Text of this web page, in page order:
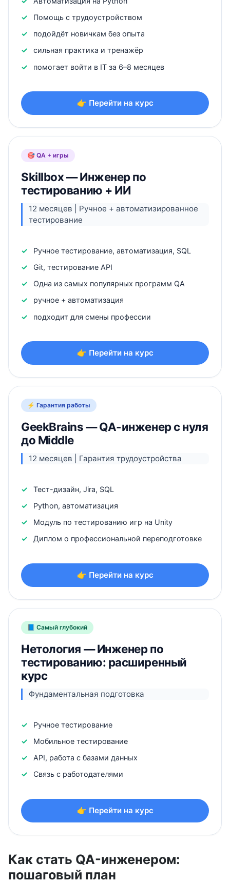
Помощь с трудоустройством
подойдёт новичкам без опыта
сильная практика и тренажёр
помогает войти в IT за 6–8 месяцев
👉 Перейти на курс
🎯 QA + игры
Skillbox — Инженер по
тестированию + ИИ
12 месяцев | Ручное + автоматизированное
тестирование
Ручное тестирование, автоматизация, SQL
Git, тестирование API
Одна из самых популярных программ QA
ручное + автоматизация
подходит для смены профессии
👉 Перейти на курс
⚡ Гарантия работы
GeekBrains — QA-инженер с нуля
до Middle
12 месяцев | Гарантия трудоустройства
Тест-дизайн, Jira, SQL
Python, автоматизация
Модуль по тестированию игр на Unity
Диплом о профессиональной переподготовке
👉 Перейти на курс
📘 Самый глубокий
Нетология — Инженер по
тестированию: расширенный
курс
Фундаментальная подготовка
Ручное тестирование
Мобильное тестирование
API, работа с базами данных
Связь с работодателями
👉 Перейти на курс
Как стать QA-инженером:
пошаговый план